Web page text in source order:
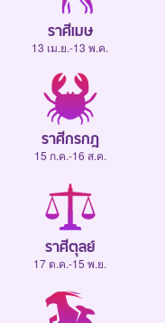
ราศีเมษ
13 เม.ย.-13 พ.ค.
ราศีกรกฎ
15 ก.ค.-16 ส.ค.
ราศีตุลย์
17 ต.ค.-15 พ.ย.